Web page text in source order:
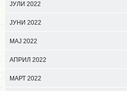
ЈУЛИ 2022
ЈУНИ 2022
МАЈ 2022
АПРИЛ 2022
МАРТ 2022